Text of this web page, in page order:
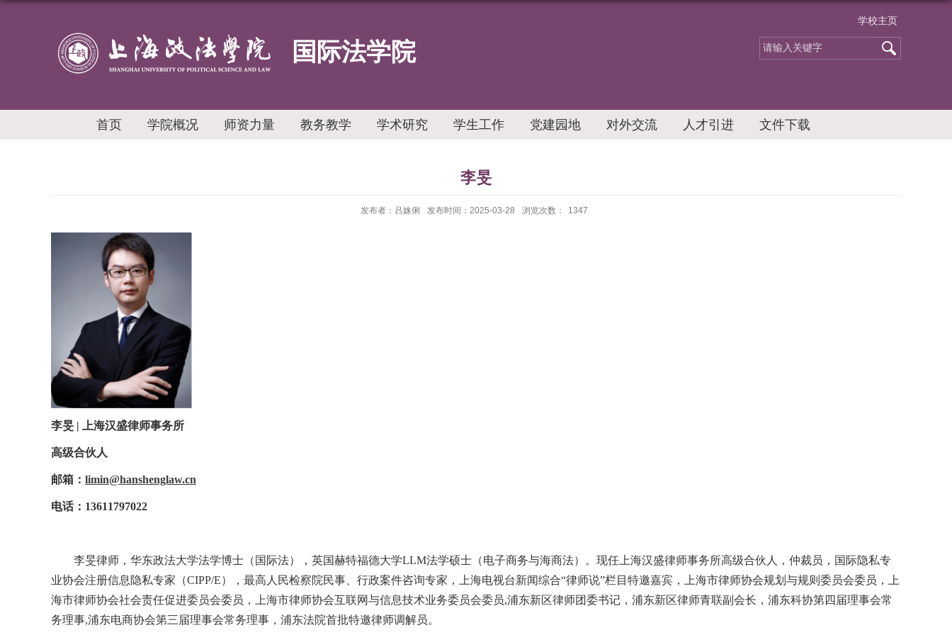
国际法学院
学校主页
首页 学院概况 师资力量 教务教学 学术研究 学生工作 党建园地 对外交流 人才引进 文件下载
李旻
发布者：吕姝俐 发布时间：2025-03-28 浏览次数： 1347
李旻 | 上海汉盛律师事务所
高级合伙人
邮箱： limin@hanshenglaw.cn
电话：13611797022
李旻律师，华东政法大学法学博士（国际法），英国赫特福德大学LLM法学硕士（电子商务与海商法）。现任上海汉盛律师事务所高级合伙人，仲裁员，国际隐私专
业协会注册信息隐私专家（CIPP/E），最高人民检察院民事、行政案件咨询专家，上海电视台新闻综合“律师说”栏目特邀嘉宾，上海市律师协会规划与规则委员会委员，上
海市律师协会社会责任促进委员会委员，上海市律师协会互联网与信息技术业务委员会委员,浦东新区律师团委书记，浦东新区律师青联副会长，浦东科协第四届理事会常
务理事,浦东电商协会第三届理事会常务理事，浦东法院首批特邀律师调解员。